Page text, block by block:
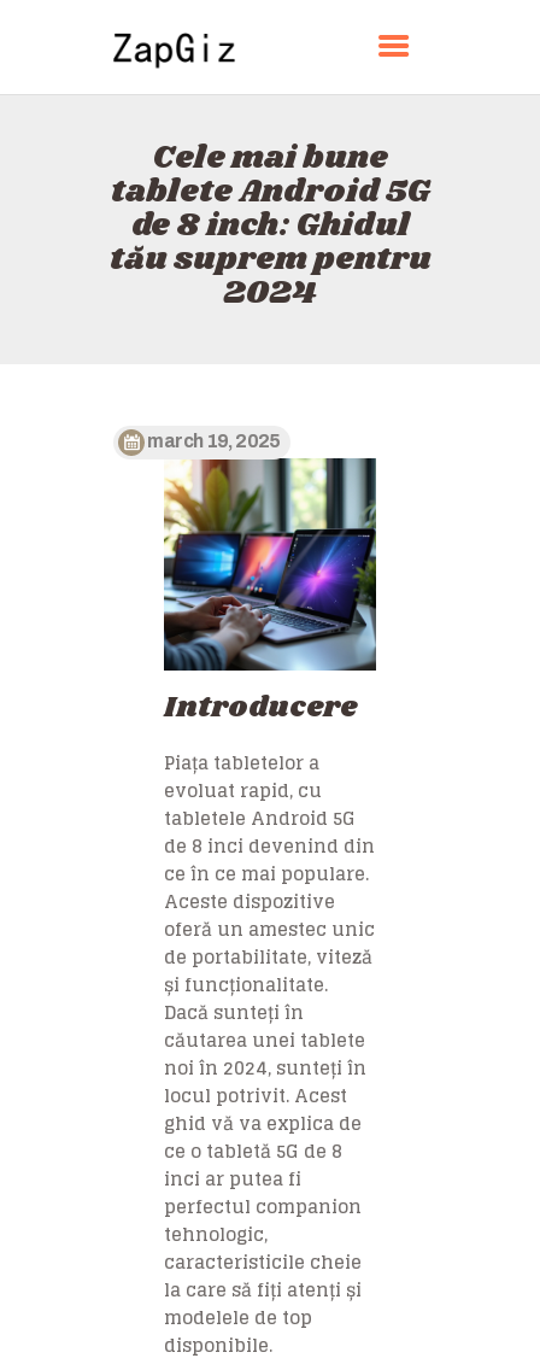
Cele mai bune
tablete Android 5G
de 8 inch: Ghidul
tău suprem pentru
2024
ZAPGIZ
ACASĂ
DESPRE
CONTACT
POLITICĂ
march 19, 2025
Introducere
Piața tabletelor a
evoluat rapid, cu
tabletele Android 5G
de 8 inci devenind din
ce în ce mai populare.
Aceste dispozitive
oferă un amestec unic
de portabilitate, viteză
și funcționalitate.
Dacă sunteți în
căutarea unei tablete
noi în 2024, sunteți în
locul potrivit. Acest
ghid vă va explica de
ce o tabletă 5G de 8
inci ar putea fi
perfectul companion
tehnologic,
caracteristicile cheie
la care să fiți atenți și
modelele de top
disponibile.